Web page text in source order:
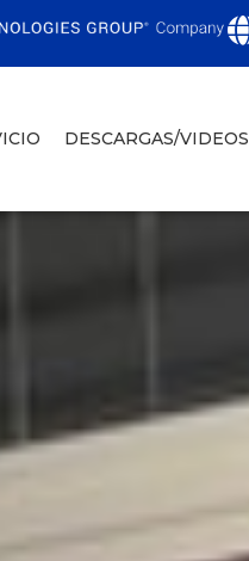
DESCARGAS/VIDEOS